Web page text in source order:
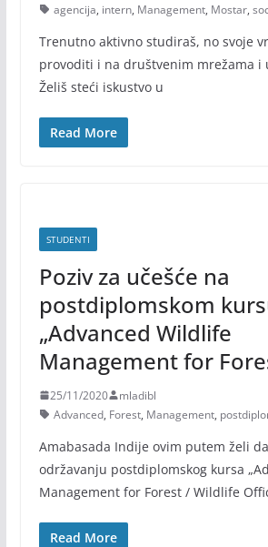
agencija, intern, Management, Mostar,
Trenutno aktivno studiraš, no svoje
provoditi i na društvenim mrežama i
Želiš steći iskustvo u
Read More
STUDENTI
Poziv za učešće na
postdiplomskom
„Advanced Wildlife
Management for
25/11/2020
mladibl
Advanced, Forest, Management,
Amabasada Indije ovim putem želi
održavanju postdiplomskog kursa
Management for Forest / Wildlife
Read More